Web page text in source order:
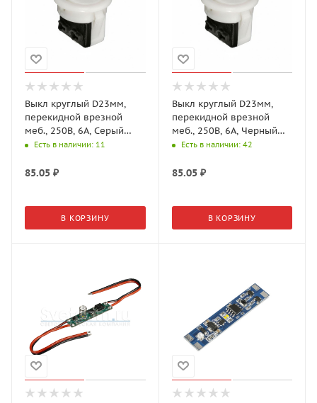
Выкл круглый D23мм,
перекидной врезной
меб., 250В, 6А, Серый
(GLS)Есть в наличии: 11
85.05 ₽
В КОРЗИНУ
Выкл круглый D23мм,
перекидной врезной
меб., 250В, 6А, Черный
(GLS)Есть в наличии: 42
85.05₽
В КОРЗИНУ